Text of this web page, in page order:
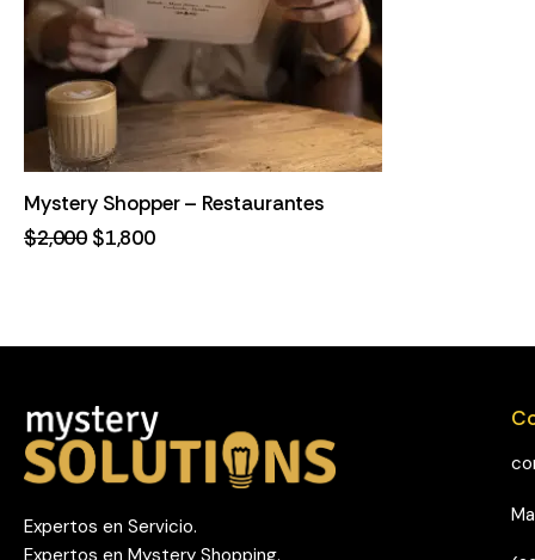
Mystery Shopper – Restaurantes
$2,000 $1,800
Expertos en Servicio.
Expertos en Mystery Shopping.